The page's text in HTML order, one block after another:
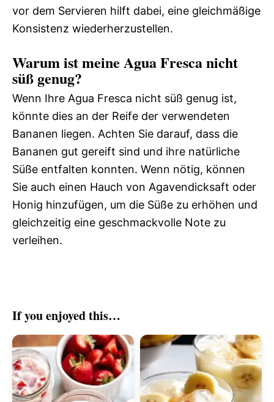
vor dem Servieren hilft dabei, eine gleichmäßige
Konsistenz wiederherzustellen.
Warum ist meine Agua Fresca nicht
süß genug?
Wenn Ihre Agua Fresca nicht süß genug ist,
könnte dies an der Reife der verwendeten
Bananen liegen. Achten Sie darauf, dass die
Bananen gut gereift sind und ihre natürliche
Süße entfalten konnten. Wenn nötig, können
Sie auch einen Hauch von Agavendicksaft oder
Honig hinzufügen, um die Süße zu erhöhen und
gleichzeitig eine geschmackvolle Note zu
verleihen.
If you enjoyed this…